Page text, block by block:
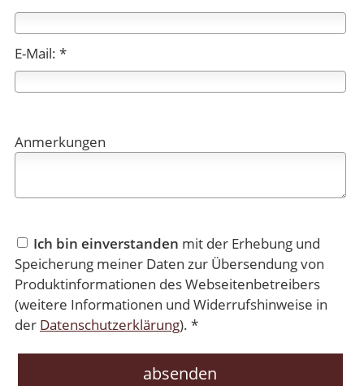
E-Mail: *
Anmerkungen
Ich bin einverstanden mit der Erhebung und
Speicherung meiner Daten zur Übersendung von
Produktinformationen des Webseitenbetreibers
(weitere Informationen und Widerrufshinweise in
der Datenschutzerklärung). *
absenden